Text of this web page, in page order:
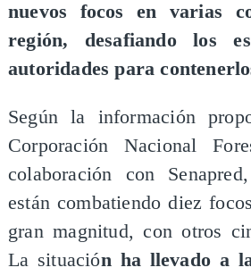
nuevos focos en varias
región, desafiando los
autoridades para
​Según la información
Corporación Nacional
colaboración con
están combatiendo diez
gran magnitud, con otros
La situación ha llevado a